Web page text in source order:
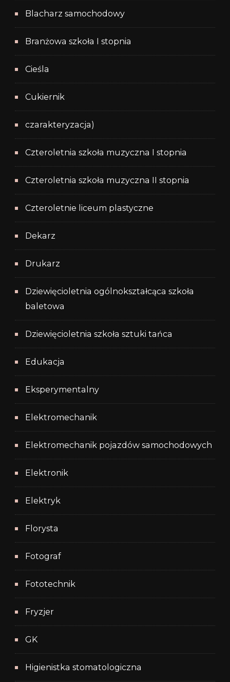
Blacharz samochodowy
Branżowa szkoła I stopnia
Cieśla
Cukiernik
czarakteryzacja)
Czteroletnia szkoła muzyczna I stopnia
Czteroletnia szkoła muzyczna II stopnia
Czteroletnie liceum plastyczne
Dekarz
Drukarz
Dziewięcioletnia ogólnokształcąca szkoła
baletowa
Dziewięcioletnia szkoła sztuki tańca
Edukacja
Eksperymentalny
Elektromechanik
Elektromechanik pojazdów samochodowych
Elektronik
Elektryk
Florysta
Fotograf
Fototechnik
Fryzjer
GK
Higienistka stomatologiczna